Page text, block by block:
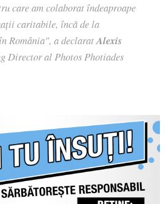
care am colaborat îndeaproape
caritabile, încă de la
România", a declaratAlexis
Director al Photos Photiades